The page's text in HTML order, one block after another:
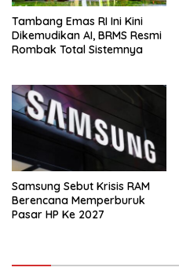
Tambang Emas RI Ini Kini
Dikemudikan AI, BRMS Resmi
Rombak Total Sistemnya
Samsung Sebut Krisis RAM
Berencana Memperburuk
Pasar HP Ke 2027